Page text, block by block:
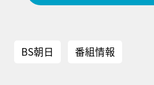
BS朝日 番組情報